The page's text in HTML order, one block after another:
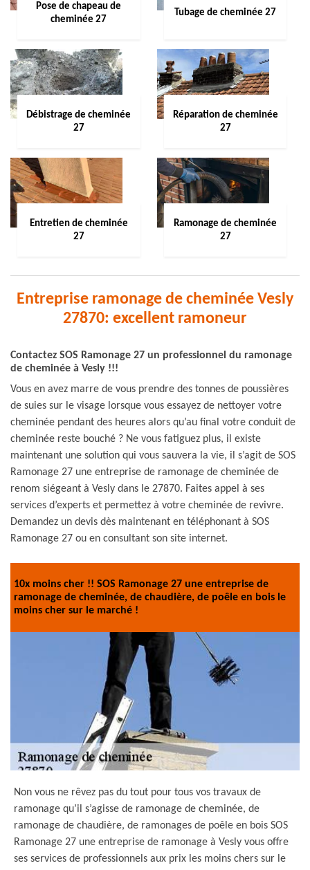
Pose de chapeau de
cheminée 27
Tubage de cheminée 27
Débistrage de cheminée
27
Réparation de cheminée
27
Entretien de cheminée
27
Ramonage de cheminée
27
Entreprise ramonage de cheminée Vesly
27870: excellent ramoneur
Contactez SOS Ramonage 27 un professionnel du ramonage
de cheminée à Vesly !!!
Vous en avez marre de vous prendre des tonnes de poussières
de suies sur le visage lorsque vous essayez de nettoyer votre
cheminée pendant des heures alors qu’au final votre conduit de
cheminée reste bouché ? Ne vous fatiguez plus, il existe
maintenant une solution qui vous sauvera la vie, il s’agit de SOS
Ramonage 27 une entreprise de ramonage de cheminée de
renom siégeant à Vesly dans le 27870. Faites appel à ses
services d’experts et permettez à votre cheminée de revivre.
Demandez un devis dès maintenant en téléphonant à SOS
Ramonage 27 ou en consultant son site internet.
10x moins cher !! SOS Ramonage 27 une entreprise de
ramonage de cheminée, de chaudière, de poêle en bois le
moins cher sur le marché !
Non vous ne rêvez pas du tout pour tous vos travaux de
ramonage qu’il s’agisse de ramonage de cheminée, de
ramonage de chaudière, de ramonages de poêle en bois SOS
Ramonage 27 une entreprise de ramonage à Vesly vous offre
ses services de professionnels aux prix les moins chers sur le